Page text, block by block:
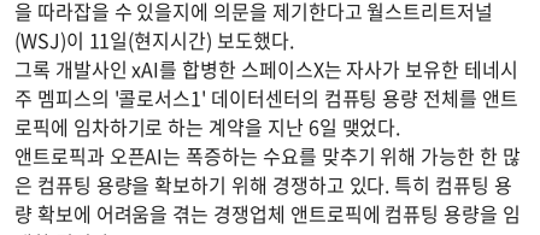
을 따라잡을 수 있을지에 의문을 제기한다고 월스트리트저널
(WSJ)이 11일(현지시간) 보도했다.
그록 개발사인 xAI를 합병한 스페이스X는 자사가 보유한 테네시
주 멤피스의 '콜로서스1' 데이터센터의 컴퓨팅 용량 전체를 앤트
로픽에 임차하기로 하는 계약을 지난 6일 맺었다.
앤트로픽과 오픈AI는 폭증하는 수요를 맞추기 위해 가능한 한 많
은 컴퓨팅 용량을 확보하기 위해 경쟁하고 있다. 특히 컴퓨팅 용
량 확보에 어려움을 겪는 경쟁업체 앤트로픽에 컴퓨팅 용량을 임